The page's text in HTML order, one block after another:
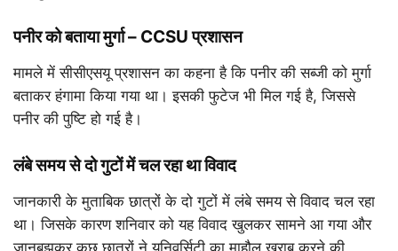
पनीर को बताया मुर्गा – CCSU प्रशासन
मामले में सीसीएसयू प्रशासन का कहना है कि पनीर की सब्जी को मुर्गा
बताकर हंगामा किया गया था। इसकी फुटेज भी मिल गई है, जिससे
पनीर की पुष्टि हो गई है।
लंबे समय से दो गुटों में चल रहा था विवाद
जानकारी के मुताबिक छात्रों के दो गुटों में लंबे समय से विवाद चल रहा
था। जिसके कारण शनिवार को यह विवाद खुलकर सामने आ गया और
जानबूझकर कुछ छात्रों ने यूनिवर्सिटी का माहौल खराब करने की